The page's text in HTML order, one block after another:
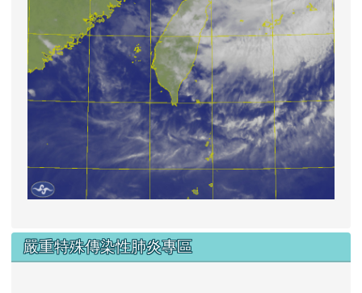
嚴重特殊傳染性肺炎專區